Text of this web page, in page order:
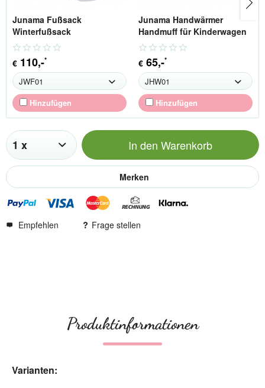
Junama Fußsack
Winterfußsack
€ 110,-*
Hinzufügen
Junama Handwärmer
Handmuff für Kinderwagen
€ 65,-*
Hinzufügen
In den Warenkorb
Merken
Empfehlen Frage stellen
Produktinformationen
Varianten: